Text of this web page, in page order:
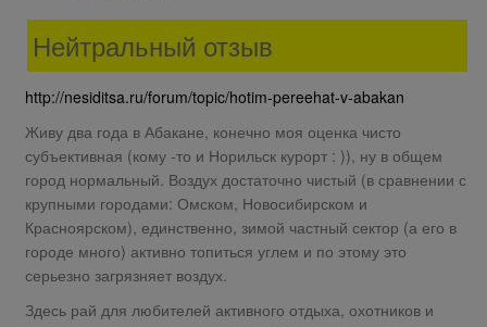
Нейтральный отзыв
http://nesiditsa.ru/forum/topic/hotim-pereehat-v-abakan
Живу два года в Абакане, конечно моя оценка чисто
субъективная (кому -то и Норильск курорт : )), ну в общем
город нормальный. Воздух достаточно чистый (в сравнении с
крупными городами: Омском, Новосибирском и
Красноярском), единственно, зимой частный сектор (а его в
городе много) активно топиться углем и по этому это
серьезно загрязняет воздух.
Здесь рай для любителей активного отдыха, охотников и